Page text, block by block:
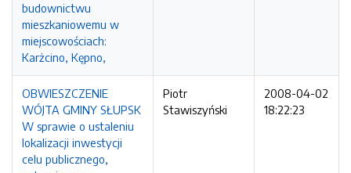
budownictwu
mieszkaniowemu w
miejscowościach:
Karżcino, Kępno,
OBWIESZCZENIE
WÓJTA GMINY SŁUPSK
W sprawie o ustaleniu
lokalizacji inwestycji
celu publicznego,
Piotr
Stawiszyński
2008-04-02
18:22:23